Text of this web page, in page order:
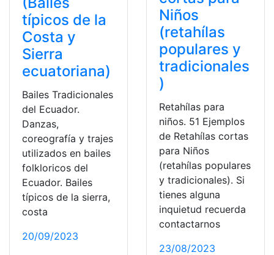
típicos de la
Costa y
Sierra
ecuatoriana)
Bailes Tradicionales
del Ecuador.
Danzas,
coreografía y trajes
utilizados en bailes
folkloricos del
Ecuador. Bailes
típicos de la sierra,
costa
20/09/2023
Niños
(retahílas
populares y
tradicionales
)
Retahílas para
niños. 51 Ejemplos
de Retahílas cortas
para Niños
(retahílas populares
y tradicionales). Si
tienes alguna
inquietud recuerda
contactarnos
23/08/2023